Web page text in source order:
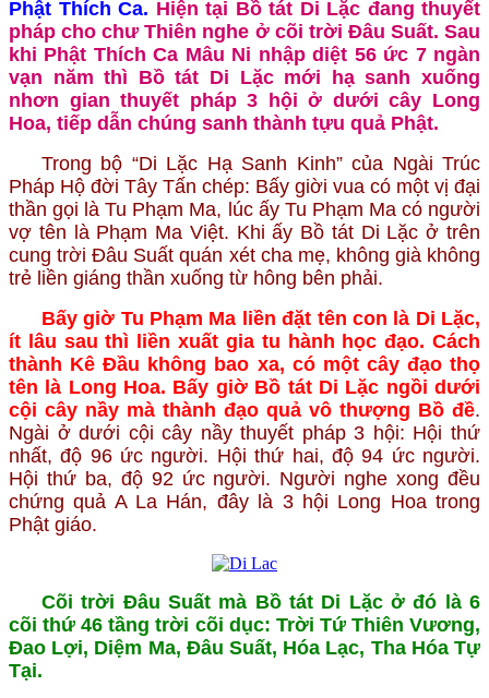
Phật Thích Ca. Hiện tại Bồ tát Di Lặc đang thuyết
pháp cho chư Thiên nghe ở cõi trời Đâu Suất. Sau
khi Phật Thích Ca Mâu Ni nhập diệt 56 ức 7 ngàn
vạn năm thì Bồ tát Di Lặc mới hạ sanh xuống
nhơn gian thuyết pháp 3 hội ở dưới cây Long
Hoa, tiếp dẫn chúng sanh thành tựu quả Phật.
Trong bộ “Di Lặc Hạ Sanh Kinh” của Ngài Trúc
Pháp Hộ đời Tây Tấn chép: Bấy giời vua có một vị đại
thần gọi là Tu Phạm Ma, lúc ấy Tu Phạm Ma có người
vợ tên là Phạm Ma Việt. Khi ấy Bồ tát Di Lặc ở trên
cung trời Đâu Suất quán xét cha mẹ, không già không
trẻ liền giáng thần xuống từ hông bên phải.
Bấy giờ Tu Phạm Ma liền đặt tên con là Di Lặc,
ít lâu sau thì liền xuất gia tu hành học đạo. Cách
thành Kê Đầu không bao xa, có một cây đạo thọ
tên là Long Hoa. Bấy giờ Bồ tát Di Lặc ngồi dưới
cội cây nầy mà thành đạo quả vô thượng Bồ đề.
Ngài ở dưới cội cây nầy thuyết pháp 3 hội: Hội thứ
nhất, độ 96 ức người. Hội thứ hai, độ 94 ức người.
Hội thứ ba, độ 92 ức người. Người nghe xong đều
chứng quả A La Hán, đây là 3 hội Long Hoa trong
Phật giáo.
Cõi trời Đâu Suất mà Bồ tát Di Lặc ở đó là 6
cõi thứ 46 tầng trời cõi dục: Trời Tứ Thiên Vương,
Đao Lợi, Diệm Ma, Đâu Suất, Hóa Lạc, Tha Hóa Tự
Tại.